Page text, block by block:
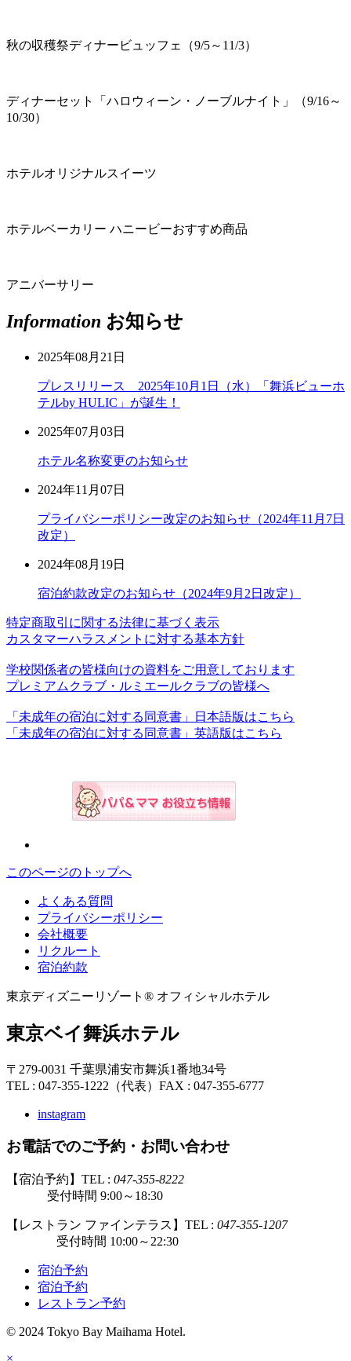
秋の収穫祭ディナービュッフェ（9/5～11/3）
ディナーセット「ハロウィーン・ノーブルナイト」（9/16～
10/30）
ホテルオリジナルスイーツ
ホテルベーカリー ハニービーおすすめ商品
アニバーサリー
Information お知らせ
2025年08月21日
プレスリリース 2025年10月1日（水）「舞浜ビューホ
テルby HULIC」が誕生！
2025年07月03日
ホテル名称変更のお知らせ
2024年11月07日
プライバシーポリシー改定のお知らせ（2024年11月7日
改定）
2024年08月19日
宿泊約款改定のお知らせ（2024年9月2日改定）
特定商取引に関する法律に基づく表示
カスタマーハラスメントに対する基本方針
学校関係者の皆様向けの資料をご用意しております
プレミアムクラブ・ルミエールクラブの皆様へ
「未成年の宿泊に対する同意書」日本語版はこちら
「未成年の宿泊に対する同意書」英語版はこちら
このページのトップへ
よくある質問
プライバシーポリシー
会社概要
リクルート
宿泊約款
東京ディズニーリゾート® オフィシャルホテル
東京ベイ舞浜ホテル
〒279-0031 千葉県浦安市舞浜1番地34号
TEL : 047-355-1222（代表） FAX : 047-355-6777
instagram
お電話でのご予約・お問い合わせ
【宿泊予約】TEL : 047-355-8222
受付時間 9:00～18:30
【レストラン ファインテラス】TEL : 047-355-1207
受付時間 10:00～22:30
宿泊予約
宿泊予約
レストラン予約
© 2024 Tokyo Bay Maihama Hotel.
×